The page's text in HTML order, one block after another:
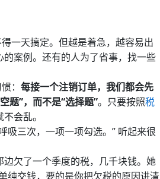
一天搞定。但越是着急，越容易出
案例。还有的人为了省事，找一些
： 每接一个注销订单，我们都会先
题”，而不是“选择题”。只要按照税
会乱。
吸三次，一项一项勾选。” 听起来很
欠了一个季度的税，几千块钱。她
纯交钱，要的是你把欠税的原因讲清